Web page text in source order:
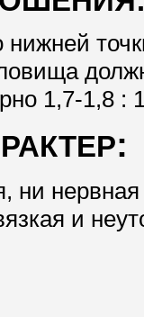
1,7-1,8 :
:
ни
и